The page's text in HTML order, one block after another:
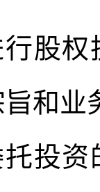
股
和业
投